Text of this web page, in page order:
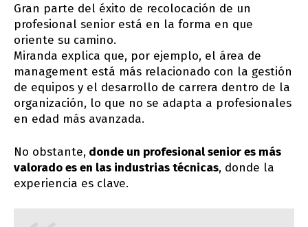
Gran parte del éxito de recolocación de un
profesional senior está en la forma en que
oriente su camino.
Miranda explica que, por ejemplo, el área de
management está más relacionado con la gestión
de equipos y el desarrollo de carrera dentro de la
organización, lo que no se adapta a profesionales
en edad más avanzada.
No obstante, donde un profesional senior es más
valorado es en las industrias técnicas, donde la
experiencia es clave.